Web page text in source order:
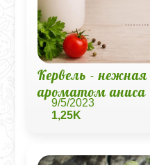
Кервель - нежная
ароматом аниса
9/5/2023
1,25K